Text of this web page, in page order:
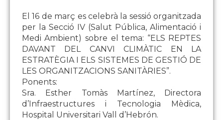
El 16 de març es celebrà la sessió organitzada
per la Secció IV (Salut Pública, Alimentació i
Medi Ambient) sobre el tema: “ELS REPTES
DAVANT DEL CANVI CLIMÀTIC EN LA
ESTRATÈGIA I ELS SISTEMES DE GESTIÓ DE
LES ORGANITZACIONS SANITÀRIES”.
Ponents:
Sra. Esther Tomàs Martínez, Directora
d’Infraestructures i Tecnologia Mèdica,
Hospital Universitari Vall d’Hebrón.